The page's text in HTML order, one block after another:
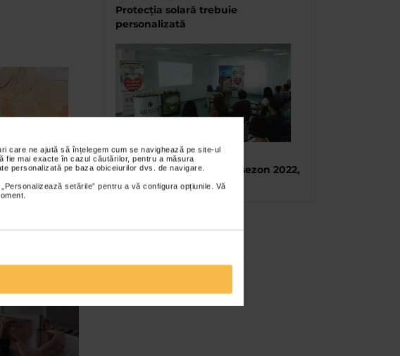
care ne ajută să înțelegem cum se navighează pe site-ul
fie mai exacte în cazul căutărilor, pentru a măsura
personalizată pe baza obiceiurilor dvs. de navigare.
setările” pentru a vă configura opțiunile. Vă
umbra. Este o
poarta pe
Protecția solară trebuie
personalizată
TABARA DE VARA CATENA
Tabara de vara, final de sezon 2022,
Eforie Sud